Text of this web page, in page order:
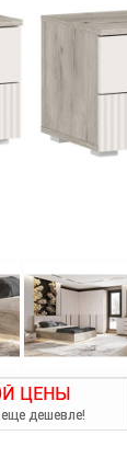
ЦЕНЫ
дешевле!